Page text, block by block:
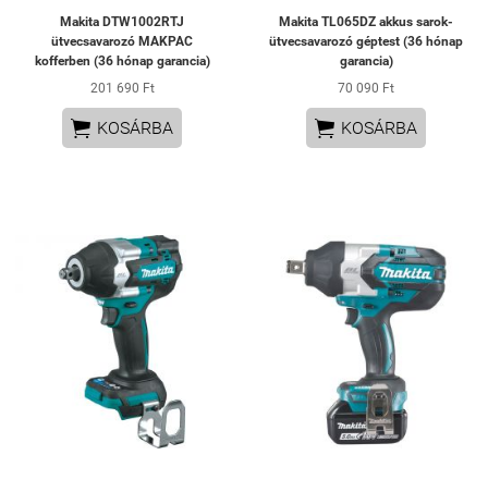
Makita DTW1002RTJ
ütvecsavarozó MAKPAC
kofferben (36 hónap garancia)
201 690 Ft
 KOSÁRBA
Makita TL065DZ akkus sarok-
ütvecsavarozó géptest (36 hónap
garancia)
70 090 Ft
 KOSÁRBA